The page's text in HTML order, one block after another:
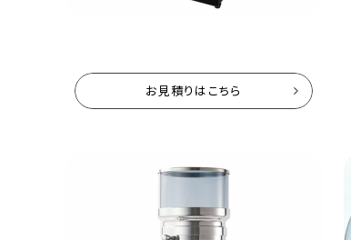
水出しコーヒーマシン 業務用
正規品 お取り寄せ商品
送料無料
お見積りはこちら